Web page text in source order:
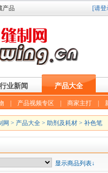
产品 [请登
行业新闻 产品大全
产品视频专区 商家主打
网 > 产品大全 > 助剂及耗材 > 补色笔
显示商品列表↓